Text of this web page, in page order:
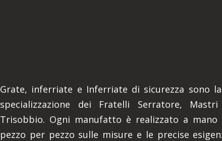
Grate, inferriate e Inferriate di sicurezza sono
specializzazione dei Fratelli Serratore,
Trisobbio. Ogni manufatto è realizzato a
pezzo per pezzo sulle misure e le precise